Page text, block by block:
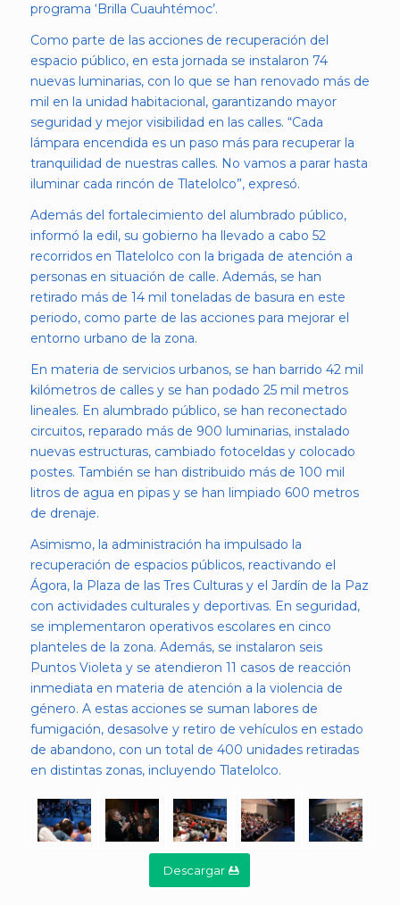
programa ‘Brilla Cuauhtémoc’.
Como parte de las acciones de recuperación del
espacio público, en esta jornada se instalaron 74
nuevas luminarias, con lo que se han renovado más de
mil en la unidad habitacional, garantizando mayor
seguridad y mejor visibilidad en las calles. “Cada
lámpara encendida es un paso más para recuperar la
tranquilidad de nuestras calles. No vamos a parar hasta
iluminar cada rincón de Tlatelolco”, expresó.
Además del fortalecimiento del alumbrado público,
informó la edil, su gobierno ha llevado a cabo 52
recorridos en Tlatelolco con la brigada de atención a
personas en situación de calle. Además, se han
retirado más de 14 mil toneladas de basura en este
periodo, como parte de las acciones para mejorar el
entorno urbano de la zona.
En materia de servicios urbanos, se han barrido 42 mil
kilómetros de calles y se han podado 25 mil metros
lineales. En alumbrado público, se han reconectado
circuitos, reparado más de 900 luminarias, instalado
nuevas estructuras, cambiado fotoceldas y colocado
postes. También se han distribuido más de 100 mil
litros de agua en pipas y se han limpiado 600 metros
de drenaje.
Asimismo, la administración ha impulsado la
recuperación de espacios públicos, reactivando el
Ágora, la Plaza de las Tres Culturas y el Jardín de la Paz
con actividades culturales y deportivas. En seguridad,
se implementaron operativos escolares en cinco
planteles de la zona. Además, se instalaron seis
Puntos Violeta y se atendieron 11 casos de reacción
inmediata en materia de atención a la violencia de
género. A estas acciones se suman labores de
fumigación, desasolve y retiro de vehículos en estado
de abandono, con un total de 400 unidades retiradas
en distintas zonas, incluyendo Tlatelolco.
Descargar